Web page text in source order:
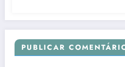
PUBLICAR